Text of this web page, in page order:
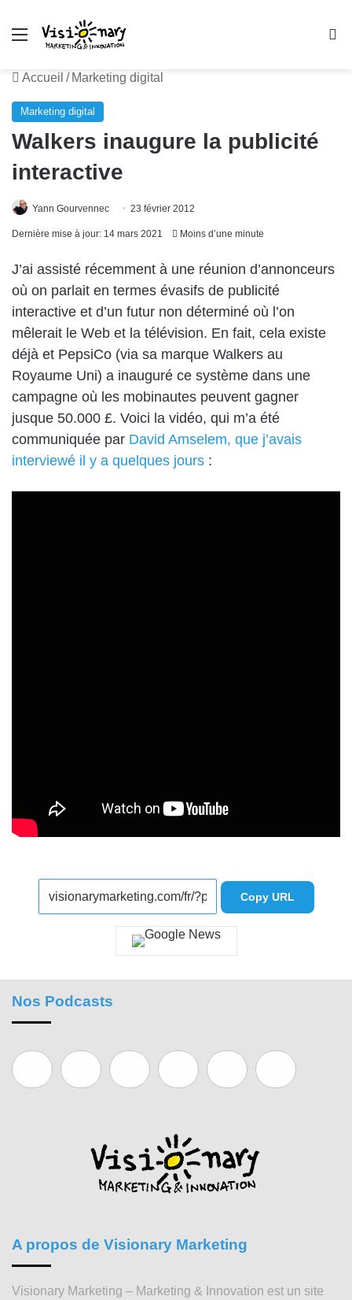
Menu
Accueil / Marketing digital
Marketing digital
Walkers inaugure la publicité
interactive
Yann Gourvennec 23 février 2012
Dernière mise à jour: 14 mars 2021 Moins d’une minute
J’ai assisté récemment à une réunion d’annonceurs
où on parlait en termes évasifs de publicité
interactive et d’un futur non déterminé où l’on
mêlerait le Web et la télévision. En fait, cela existe
déjà et PepsiCo (via sa marque Walkers au
Royaume Uni) a inauguré ce système dans une
campagne où les mobinautes peuvent gagner
jusque 50.000 £. Voici la vidéo, qui m’a été
communiquée par David Amselem, que j’avais
interviewé il y a quelques jours :
Copy URL
Nos Podcasts
A propos de Visionary Marketing
Visionary Marketing – Marketing & Innovation est un site